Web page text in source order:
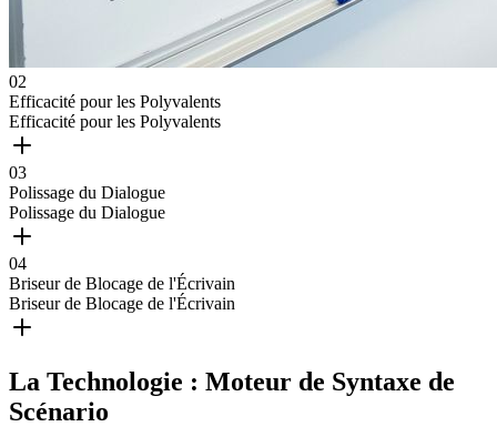
02
Efficacité pour les Polyvalents
Efficacité pour les Polyvalents
03
Polissage du Dialogue
Polissage du Dialogue
04
Briseur de Blocage de l'Écrivain
Briseur de Blocage de l'Écrivain
La Technologie : Moteur de Syntaxe de
Scénario